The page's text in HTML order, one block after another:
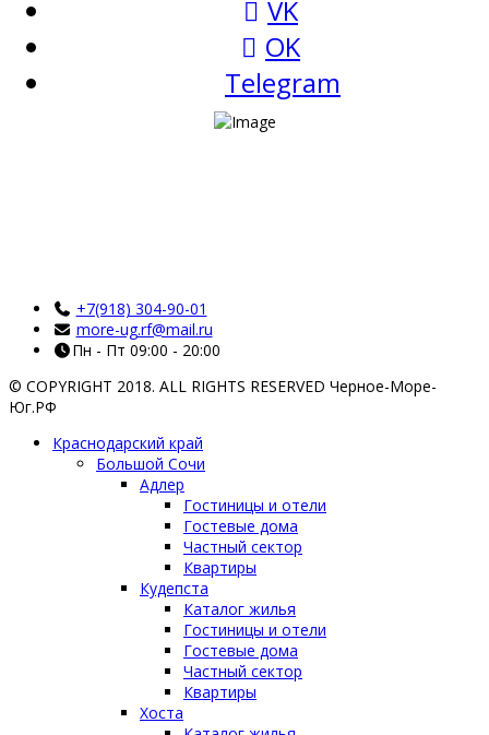
VK
OK
Telegram
+7(918) 304-90-01
more-ug.rf@mail.ru
Пн - Пт 09:00 - 20:00
© COPYRIGHT 2018. ALL RIGHTS RESERVED Черное-Море-
Юг.РФ
Краснодарский край
Большой Сочи
Адлер
Гостиницы и отели
Гостевые дома
Частный сектор
Квартиры
Кудепста
Каталог жилья
Гостиницы и отели
Гостевые дома
Частный сектор
Квартиры
Хоста